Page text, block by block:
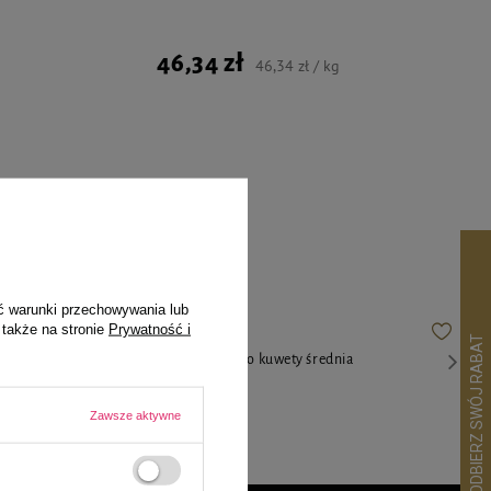
46,34 zł 46,34 zł / kg
Trixi łopatka do kuwety średnia
3,99 zł
warunki przechowywania lub
na stronie Prywatność i
Zawsze aktywne